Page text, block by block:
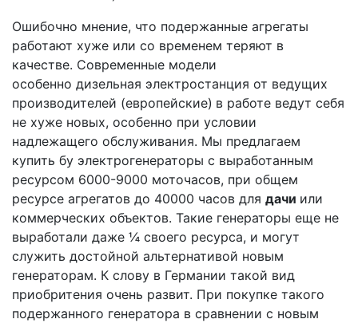
Ошибочно мнение, что подержанные агрегаты
работают хуже или со временем теряют в
качестве. Современные модели
особенно дизельная электростанция от ведущих
производителей (европейские) в работе ведут себя
не хуже новых, особенно при условии
надлежащего обслуживания. Мы предлагаем
купить бу электрогенераторы с выработанным
ресурсом 6000-9000 моточасов, при общем
ресурсе агрегатов до 40000 часов для дачи или
коммерческих объектов. Такие генераторы еще не
выработали даже ¼ своего ресурса, и могут
служить достойной альтернативой новым
генераторам. К слову в Германии такой вид
приобритения очень развит. При покупке такого
подержанного генератора в сравнении с новым